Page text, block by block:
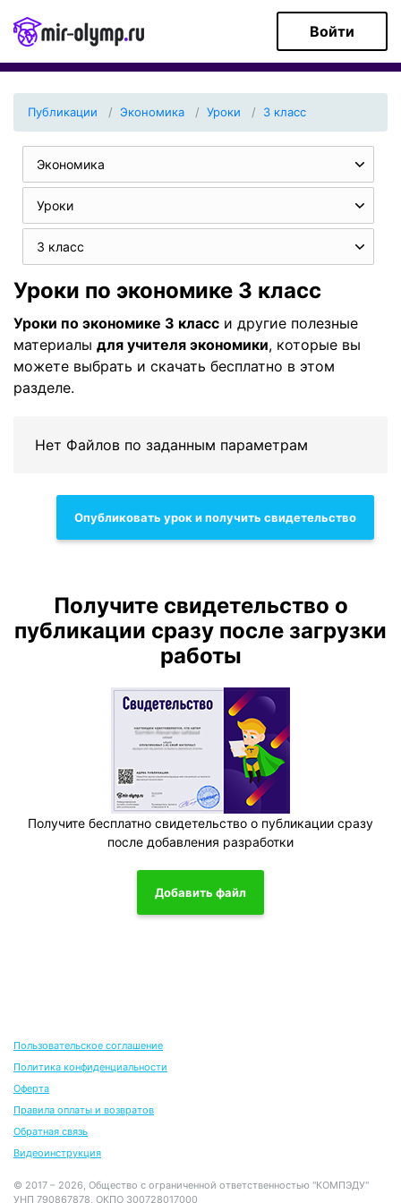
Войти
Публикации Экономика Уроки 3 класс
Экономика
Уроки
3 класс
Уроки по экономике 3 класс
Уроки по экономике 3 класс и другие полезные
материалы для учителя экономики, которые вы
можете выбрать и скачать бесплатно в этом
разделе.
Нет Файлов по заданным параметрам
Опубликовать урок и получить свидетельство
Получите свидетельство о
публикации сразу после загрузки
работы
Получите бесплатно свидетельство о публикации сразу
после добавления разработки
Добавить файл
Пользовательское соглашение
Политика конфиденциальности
Оферта
Правила оплаты и возвратов
Обратная связь
Видеоинструкция
© 2017 – 2026, Общество с ограниченной ответственностью "КОМПЭДУ"
УНП 790867878, ОКПО 300728017000